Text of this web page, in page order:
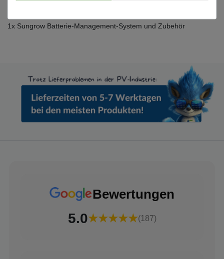
1x Sungrow Batterie-Management-System und Zubehör
Bewertungen
5.0★★★★★(187)